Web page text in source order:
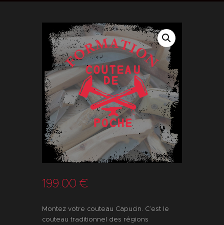
199.00 €
Montez votre couteau Capucin. C’est le
couteau traditionnel des régions